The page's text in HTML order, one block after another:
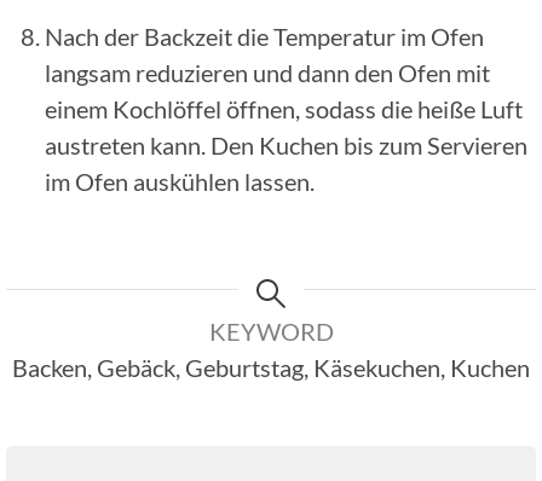
Nach der Backzeit die Temperatur im Ofen
langsam reduzieren und dann den Ofen mit
einem Kochlöffel öffnen, sodass die heiße Luft
austreten kann. Den Kuchen bis zum Servieren
im Ofen auskühlen lassen.
KEYWORD
Backen, Gebäck, Geburtstag, Käsekuchen, Kuchen